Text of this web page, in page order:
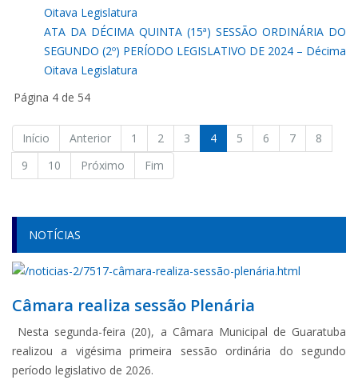
Oitava Legislatura
ATA DA DÉCIMA QUINTA (15ª) SESSÃO ORDINÁRIA DO
SEGUNDO (2º) PERÍODO LEGISLATIVO DE 2024 – Décima
Oitava Legislatura
Página 4 de 54
Início Anterior 1 2 3 4 5 6 7
8
9
10 Próximo Fim
NOTÍCIAS
Câmara realiza sessão Plenária
Nesta segunda-feira (20), a Câmara Municipal de Guaratuba
realizou a vigésima primeira sessão ordinária do segundo
período legislativo de 2026.